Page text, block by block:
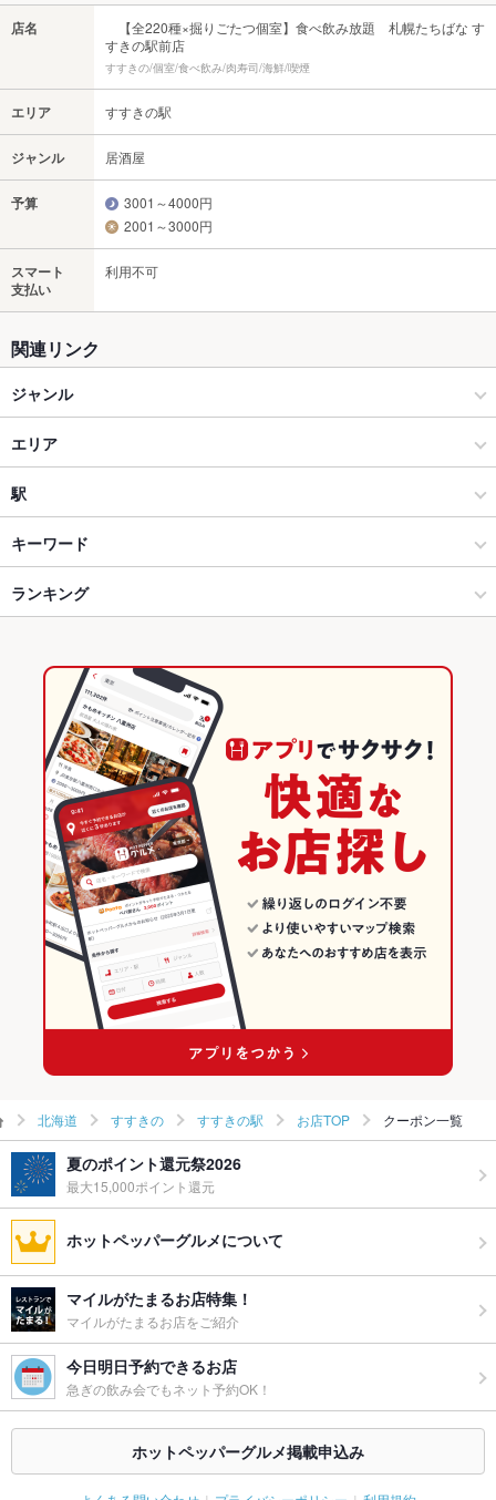
店名
【全220種×掘りごたつ個室】食べ飲み放題 札幌たちばな す
すきの駅前店
すすきの/個室/食べ飲み/肉寿司/海鮮/喫煙
エリア すすきの駅
ジャンル 居酒屋
予算
3001～4000円
2001～3000円
スマート
支払い
利用不可
関連リンク
ジャンル
居酒屋
和風
すすきの × 居酒屋
すすきの × 和風
豊水すすきの駅 × 和風
エリア
すすきの駅
すすきの駅 × 居酒屋
すすきの駅 × 和風
北海道 × 居酒屋
北海道 × 和風
駅
すすきの駅
豊水すすきの駅
キーワード
串かつ 馬刺し
牛タンしゃぶしゃぶ
ランキング
北海道の居酒屋ランキング
すすきののグルメランキング
すすきのの居酒屋ランキング
すすきの駅のグルメランキング
すすきの駅の居酒屋ランキング
北海道 すすきの すすきの駅 お店TOP クーポン一覧
夏のポイント還元祭2026
最大15,000ポイント還元
ホットペッパーグルメについて
マイルがたまるお店特集！
マイルがたまるお店をご紹介
今日明日予約できるお店
急ぎの飲み会でもネット予約OK！
ホットペッパーグルメ掲載申込み